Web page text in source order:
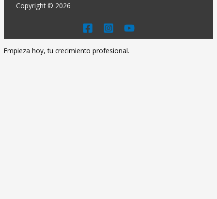
Copyright © 2026
Empieza hoy, tu crecimiento profesional.